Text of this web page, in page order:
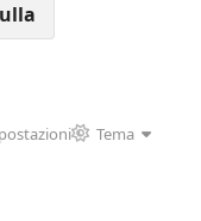
Tema